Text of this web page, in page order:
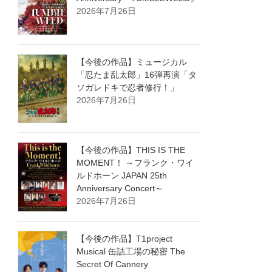
2026年7月26日
【今後の作品】ミュージカル
「忍たま乱太郎」16弾再演「タ
ソガレドキで忍者修行！」
2026年7月26日
【今後の作品】THIS IS THE
MOMENT！ ～フランク・ワイ
ルドホーン JAPAN 25th
Anniversary Concert～
2026年7月26日
【今後の作品】T1project
Musical 缶詰工場の秘密 The
Secret Of Cannery